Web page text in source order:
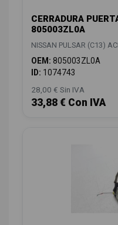
CERRADURA
805003ZL0A
NISSAN PULSAR (C13)
OEM: 805003ZL0A
ID: 1074743
28,00 € Sin IVA
33,88 € Con IVA